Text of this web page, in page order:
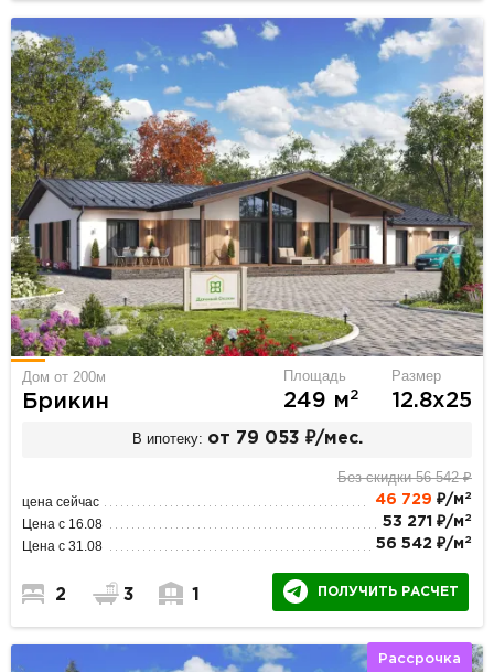
Дом от 200м
Брикин
Площадь
249 м2
Размер
12.8х25
В ипотеку: от 79 053 ₽/мес.
Без скидки 56 542 ₽
цена сейчас 46 729 ₽/м 2
Цена с 16.08 53 271 ₽/м 2
Цена с 31.08 56 542 ₽/м 2
2 3 1 ПОЛУЧИТЬ РАСЧЕТ
Рассрочка